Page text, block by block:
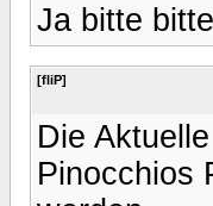
Ja bitte
[fliP]
Die
Pinocchios